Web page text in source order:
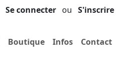
Se connecter ou S'inscrire
Boutique Infos Contact